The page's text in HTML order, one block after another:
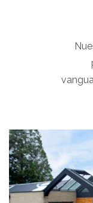
View portfolio: Black